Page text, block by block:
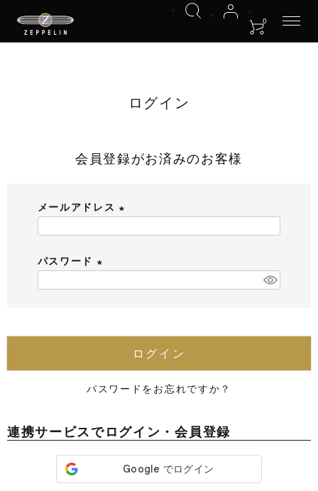
0
HOME ログイン
ログイン
会員登録がお済みのお客様
メールアドレス
パスワード
)
ログイン
パスワードをお忘れですか？
連携サービスでログイン・会員登録